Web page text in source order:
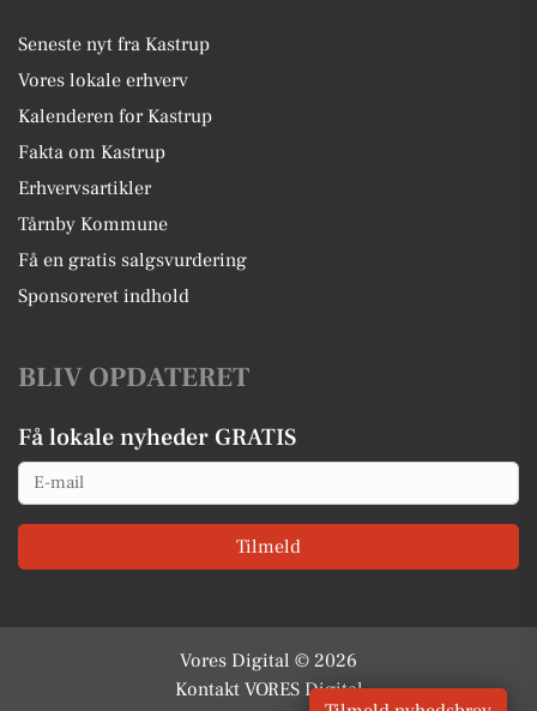
Seneste nyt fra Kastrup
Vores lokale erhverv
Kalenderen for Kastrup
Fakta om Kastrup
Erhvervsartikler
Tårnby Kommune
Få en gratis salgsvurdering
Sponsoreret indhold
BLIV OPDATERET
Få lokale nyheder GRATIS
Email
Tilmeld
Vores Digital © 2026
Kontakt VORES Digital